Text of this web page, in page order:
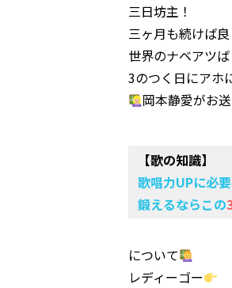
三日坊主！
三ヶ月も続けば
世界のナベアツ
3のつく日にアホ
岡本静愛がお
【歌の知識】
歌唱力UPに必
鍛えるならこの
について
レディーゴー